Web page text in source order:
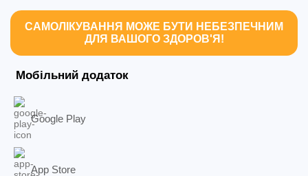
САМОЛІКУВАННЯ МОЖЕ БУТИ НЕБЕЗПЕЧНИМ
ДЛЯ ВАШОГО ЗДОРОВ'Я!
Мобільний додаток
Google Play
App Store